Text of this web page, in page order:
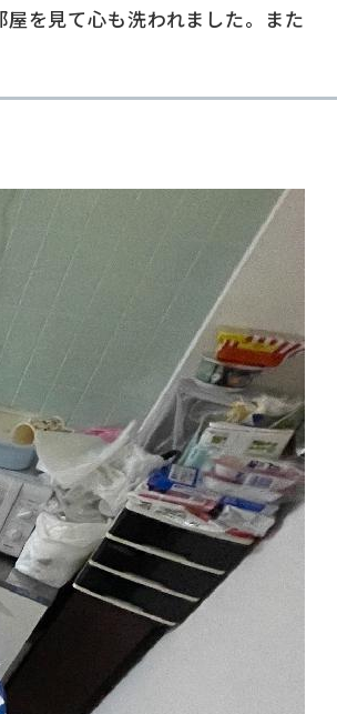
を見て心も洗われました。また